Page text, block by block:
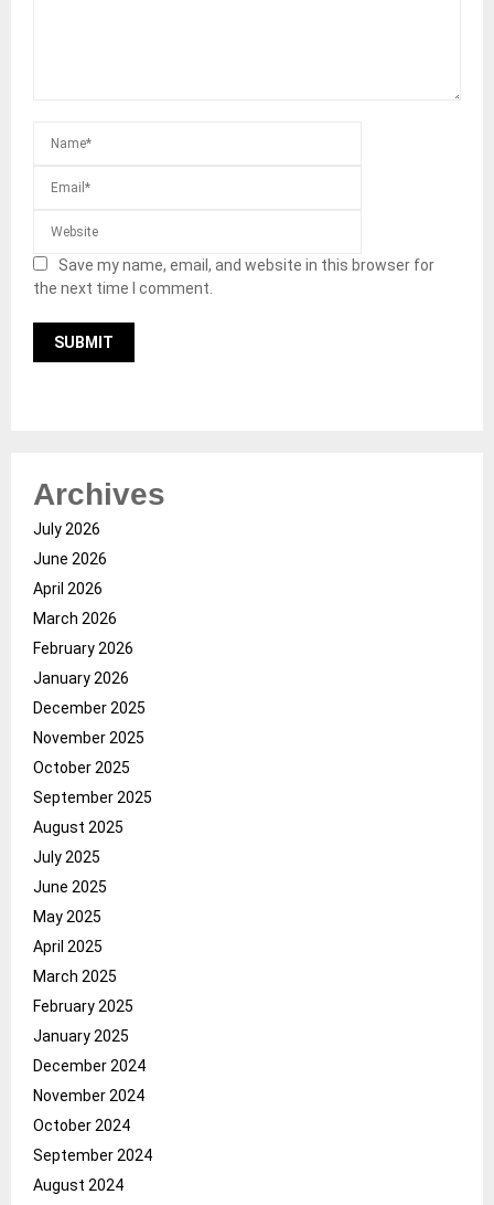
Save my name, email, and website in this browser for
the next time I comment.
Archives
July 2026
June 2026
April 2026
March 2026
February 2026
January 2026
December 2025
November 2025
October 2025
September 2025
August 2025
July 2025
June 2025
May 2025
April 2025
March 2025
February 2025
January 2025
December 2024
November 2024
October 2024
September 2024
August 2024